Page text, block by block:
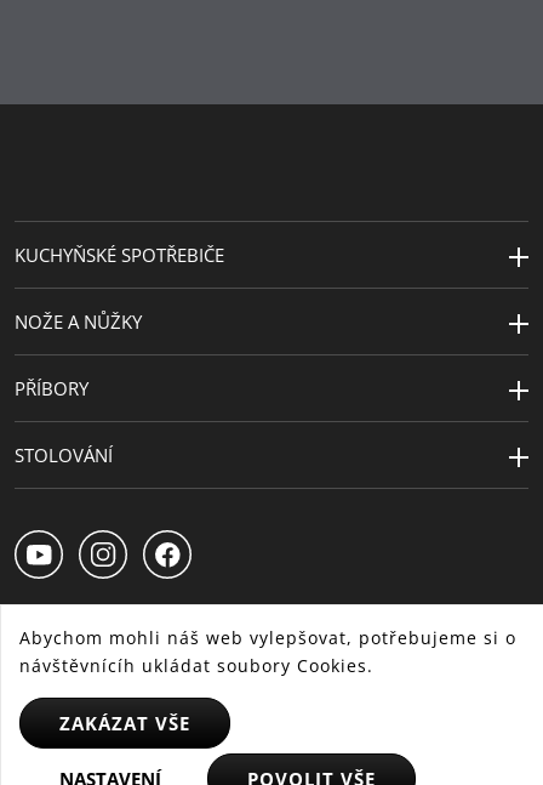
Odolnost vůči
teplu
Tepelně odolné až do 400°C (na
sporáku) nebo do 250°C (v
troubě)
výrobky
Průměr (cm)
28
KUCHYŇSKÉ SPOTŘEBIČE
NOŽE A NŮŽKY
PŘÍBORY
STOLOVÁNÍ
CS SK HU
© 2025 WMF - Všechna práva vyhrazena
Abychom mohli náš web vylepšovat, potřebujeme si o
návštěvnícíh ukládat soubory Cookies.
ZAKÁZAT VŠE
NASTAVENÍ POVOLIT VŠE